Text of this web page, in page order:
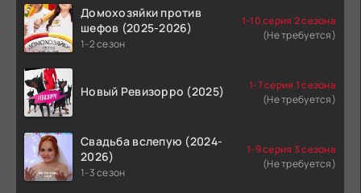
Домохозяйки против
шефов (2025-2026)
1-2 сезон
1-10 серия 2 сезона
(Не требуется)
Новый Ревизорро (2025)
1-7 серия 1 сезона
(Не требуется)
Свадьба вслепую (2024-
2026)
1-3 сезон
1-9 серия 3 сезона
(Не требуется)